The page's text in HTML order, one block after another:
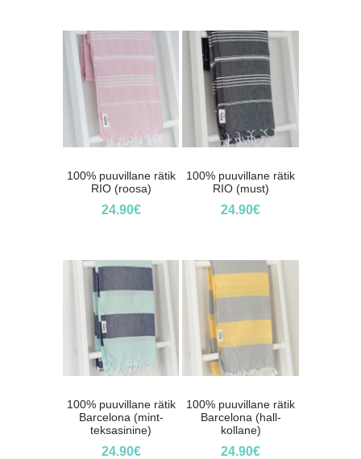
100% puuvillane rätik
RIO (roosa)
24.90€
100% puuvillane rätik
RIO (must)
24.90€
100% puuvillane rätik
Barcelona (mint-
teksasinine)
24.90€
100% puuvillane rätik
Barcelona (hall-
kollane)
24.90€